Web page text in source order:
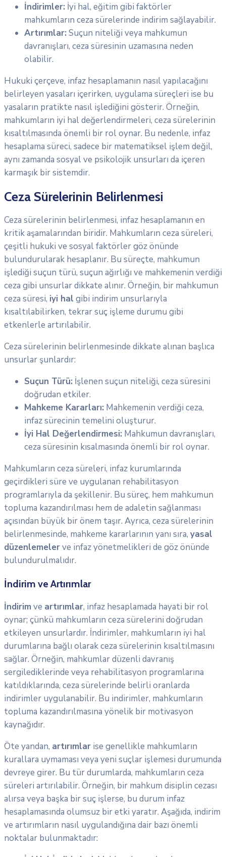
İndirimler: İyi hal, eğitim gibi faktörler
mahkumların ceza sürelerinde indirim sağlayabilir.
Artırımlar: Suçun niteliği veya mahkumun
davranışları, ceza süresinin uzamasına neden
olabilir.
Hukuki çerçeve, infaz hesaplamanın nasıl yapılacağını
belirleyen yasaları içerirken, uygulama süreçleri ise bu
yasaların pratikte nasıl işlediğini gösterir. Örneğin,
mahkumların iyi hal değerlendirmeleri, ceza sürelerinin
kısaltılmasında önemli bir rol oynar. Bu nedenle, infaz
hesaplama süreci, sadece bir matematiksel işlem değil,
aynı zamanda sosyal ve psikolojik unsurları da içeren
karmaşık bir sistemdir.
Ceza Sürelerinin Belirlenmesi
Ceza sürelerinin belirlenmesi, infaz hesaplamanın en
kritik aşamalarından biridir. Mahkumların ceza süreleri,
çeşitli hukuki ve sosyal faktörler göz önünde
bulundurularak hesaplanır. Bu süreçte, mahkumun
işlediği suçun türü, suçun ağırlığı ve mahkemenin verdiği
ceza gibi unsurlar dikkate alınır. Örneğin, bir mahkumun
ceza süresi, iyi hal gibi indirim unsurlarıyla
kısaltılabilirken, tekrar suç işleme durumu gibi
etkenlerle artırılabilir.
Ceza sürelerinin belirlenmesinde dikkate alınan başlıca
unsurlar şunlardır:
Suçun Türü: İşlenen suçun niteliği, ceza süresini
doğrudan etkiler.
Mahkeme Kararları: Mahkemenin verdiği ceza,
infaz sürecinin temelini oluşturur.
İyi Hal Değerlendirmesi: Mahkumun davranışları,
ceza süresinin kısalmasında önemli bir rol oynar.
Mahkumların ceza süreleri, infaz kurumlarında
geçirdikleri süre ve uygulanan rehabilitasyon
programlarıyla da şekillenir. Bu süreç, hem mahkumun
topluma kazandırılması hem de adaletin sağlanması
açısından büyük bir önem taşır. Ayrıca, ceza sürelerinin
belirlenmesinde, mahkeme kararlarının yanı sıra, yasal
düzenlemelerve infaz yönetmelikleri de göz önünde
bulundurulmalıdır.
İndirim ve Artırımlar
İndirim ve artırımlar, infaz hesaplamada hayati bir rol
oynar; çünkü mahkumların ceza sürelerini doğrudan
etkileyen unsurlardır. İndirimler, mahkumların iyi hal
durumlarına bağlı olarak ceza sürelerinin kısaltılmasını
sağlar. Örneğin, mahkumlar düzenli davranış
sergilediklerinde veya rehabilitasyon programlarına
katıldıklarında, ceza sürelerinde belirli oranlarda
indirimler uygulanabilir. Bu indirimler, mahkumların
topluma kazandırılmasına yönelik bir motivasyon
kaynağıdır.
Öte yandan, artırımlar ise genellikle mahkumların
kurallara uymaması veya yeni suçlar işlemesi durumunda
devreye girer. Bu tür durumlarda, mahkumların ceza
süreleri artırılabilir. Örneğin, bir mahkum disiplin cezası
alırsa veya başka bir suç işlerse, bu durum infaz
hesaplamasında olumsuz bir etki yaratır. Aşağıda, indirim
ve artırımların nasıl uygulandığına dair bazı önemli
noktalar bulunmaktadır: